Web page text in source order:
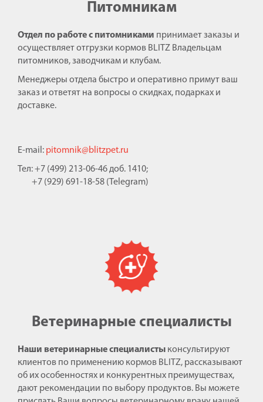
Питомникам
Отдел по работе с питомниками принимает заказы и
осуществляет отгрузки кормов BLITZ Владельцам
питомников, заводчикам и клубам.
Менеджеры отдела быстро и оперативно примут ваш
заказ и ответят на вопросы о скидках, подарках и
доставке.
E-mail: pitomnik@blitzpet.ru
Тел: +7 (499) 213-06-46 доб. 1410;
+7 (929) 691-18-58 (Telegram)
Ветеринарные специалисты
Наши ветеринарные специалисты консультируют
клиентов по применению кормов BLITZ, рассказывают
об их особенностях и конкурентных преимуществах,
дают рекомендации по выбору продуктов. Вы можете